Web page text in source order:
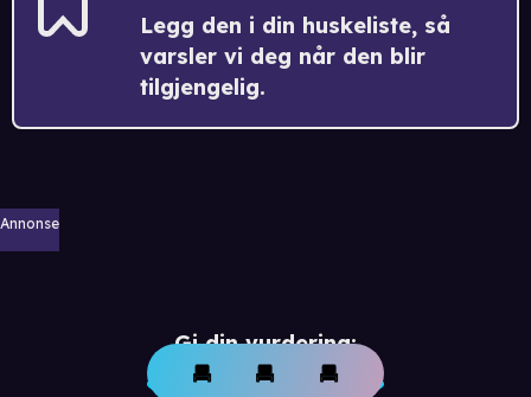
Legg den i din huskeliste, så
varsler vi deg når den blir
tilgjengelig.
Annonse
Gi din vurdering: